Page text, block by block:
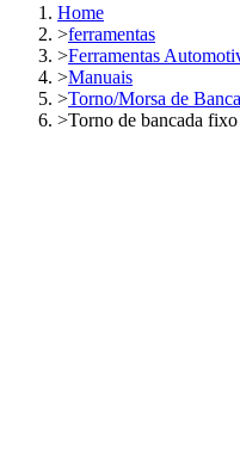
Home
>ferramentas
>Ferramentas
>Manuais
>Torno/Morsa de
>Torno de bancada